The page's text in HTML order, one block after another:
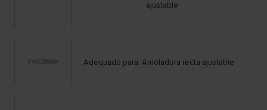
ajustable
Adequado para: Amoladora recta ajustable